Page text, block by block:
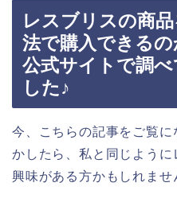
レスブリスの商
法で購入できる
公式サイトで調
した♪
今、こちらの記事をご覧
かしたら、私と同じように
興味がある方かもしれませ